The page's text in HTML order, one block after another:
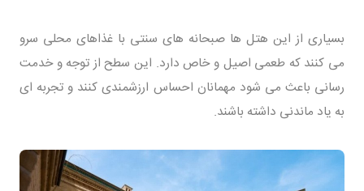
بسیاری از این هتل ها صبحانه های سنتی با غذاهای محلی سرو
می کنند که طعمی اصیل و خاص دارد. این سطح از توجه و خدمت
رسانی باعث می شود مهمانان احساس ارزشمندی کنند و تجربه ای
به یاد ماندنی داشته باشند.